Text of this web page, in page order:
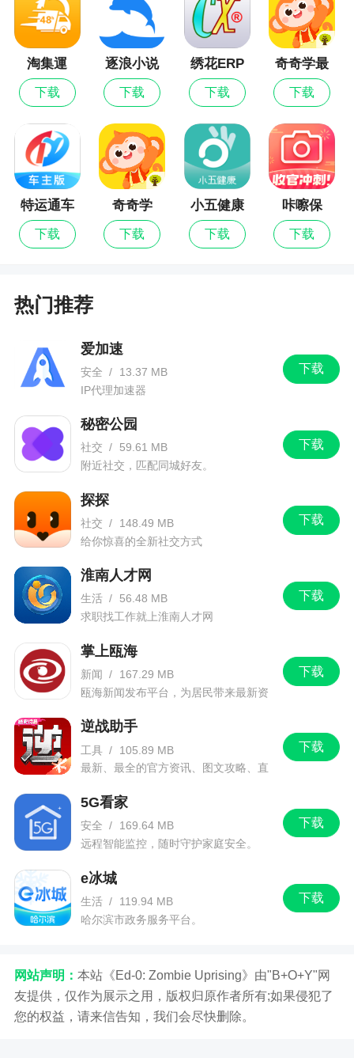
手，制作完成后用户可以一键保存下来也可以一键
轻松分享给好友，赶快体验吧
2、软件内拥有很多强大的照片美化功能，用户
可以通过本软件美化自己想要的照片，让用户的手
机相册添加许多精美照片
3、魔图是款拍照功能非常强大的图片处理相机
软件，可以将您的照片进行精致的修饰变得更加好
看，腿更长！更瘦！更美丽！不仅如此，还有许多
搞怪幽默的特效。可以与朋友一起玩耍，还可以剪
切，合成哦！将自己与爱豆剪在一起吧！欢迎来魔
图体验
更新日志
新应用首发
淘集運
下载
逐浪小说
下载
绣花ERP
下载
奇奇学最
新版
下载
特运通车
主版
下载
奇奇学
下载
小五健康
最新版
下载
咔嚓保
下载
热门推荐
下载
爱加速
安全 /
13.37 MB
IP代理加速器
下载
秘密公园
社交 /
59.61 MB
附近社交，匹配同城好友。
下载
探探
社交 /
148.49 MB
给你惊喜的全新社交方式
下载
淮南人才网
生活 /
56.48 MB
求职找工作就上淮南人才网
下载
掌上瓯海
新闻 /
167.29 MB
瓯海新闻发布平台，为居民带来最新资
下载
逆战助手
工具 /
105.89 MB
最新、最全的官方资讯、图文攻略、直
下载
5G看家
安全 /
169.64 MB
远程智能监控，随时守护家庭安全。
下载
e冰城
生活 /
119.94 MB
哈尔滨市政务服务平台。
网站声明： 本站《Ed-0: Zombie Uprising》由"B+O+Y"网
友提供，仅作为展示之用，版权归原作者所有;如果侵犯了
您的权益，请来信告知，我们会尽快删除。